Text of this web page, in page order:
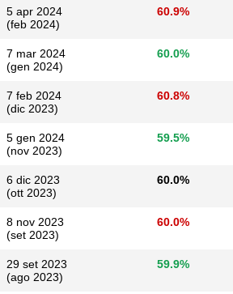
5 apr 2024
(feb 2024)
60.9%
7 mar 2024
(gen 2024)
60.0%
7 feb 2024
(dic 2023)
60.8%
5 gen 2024
(nov 2023)
59.5%
6 dic 2023
(ott 2023)
60.0%
8 nov 2023
(set 2023)
60.0%
29 set 2023
(ago 2023)
59.9%